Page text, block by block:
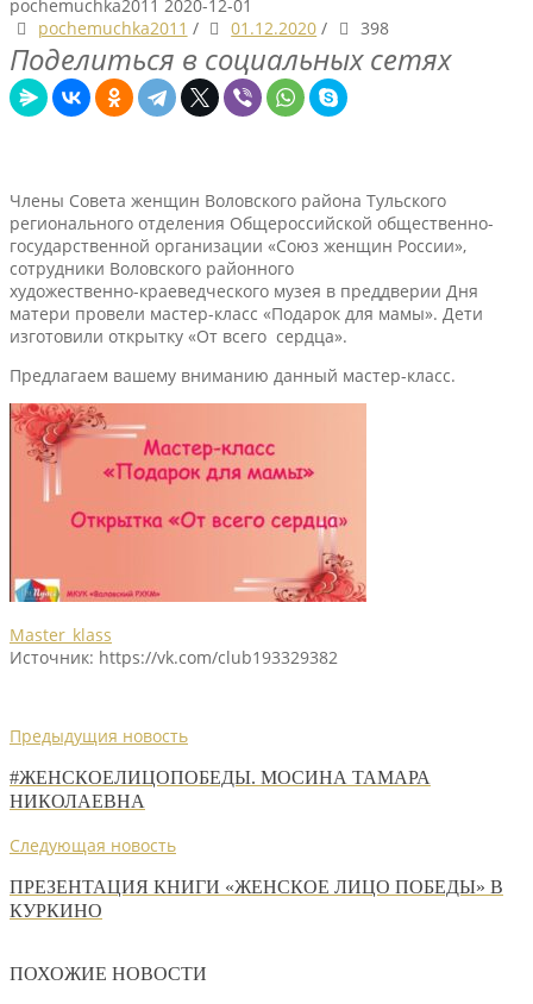
pochemuchka2011 2020-12-01
pochemuchka2011 / 01.12.2020 / 398
Поделиться в социальных сетях
Члены Совета женщин Воловского района Тульского
регионального отделения Общероссийской общественно-
государственной организации «Союз женщин России»,
сотрудники Воловского районного
художественно-краеведческого музея в преддверии Дня
матери провели мастер-класс «Подарок для мамы». Дети
изготовили открытку «От всего сердца».
Предлагаем вашему вниманию данный мастер-класс.
Master_klass
Источник: https://vk.com/club193329382
Предыдущия новость
#ЖЕНСКОЕЛИЦОПОБЕДЫ. МОСИНА ТАМАРА
НИКОЛАЕВНА
Следующая новость
ПРЕЗЕНТАЦИЯ КНИГИ «ЖЕНСКОЕ ЛИЦО ПОБЕДЫ» В
КУРКИНО
ПОХОЖИЕ НОВОСТИ